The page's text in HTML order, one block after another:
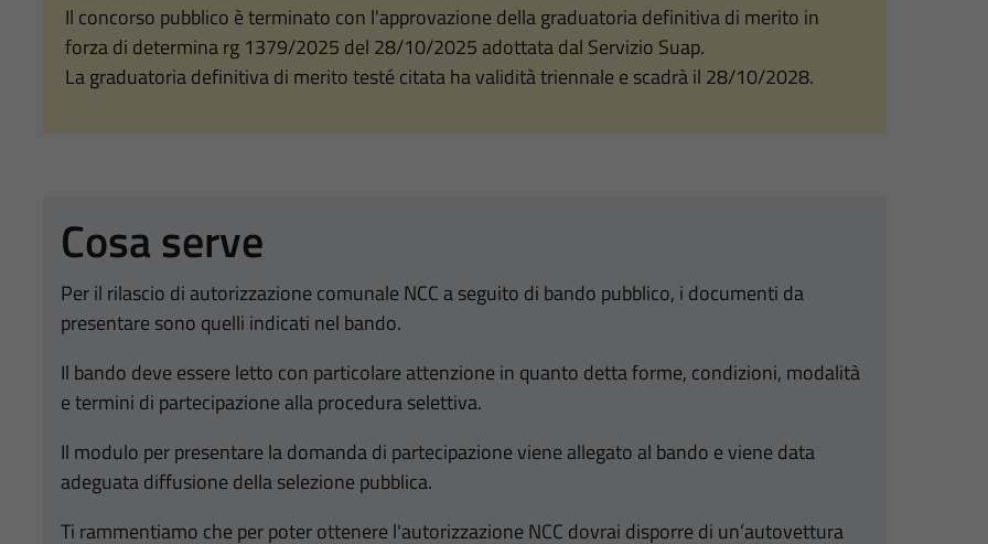
Il concorso pubblico è terminato con l'approvazione della graduatoria definitiva di merito in
forza di determina rg 1379/2025 del 28/10/2025 adottata dal Servizio Suap.
La graduatoria definitiva di merito testé citata ha validità triennale e scadrà il 28/10/2028.
Cosa serve
Per il rilascio di autorizzazione comunale NCC a seguito di bando pubblico, i documenti da
presentare sono quelli indicati nel bando.
Il bando deve essere letto con particolare attenzione in quanto detta forme, condizioni, modalità
e termini di partecipazione alla procedura selettiva.
Il modulo per presentare la domanda di partecipazione viene allegato al bando e viene data
adeguata diffusione della selezione pubblica.
Ti rammentiamo che per poter ottenere l'autorizzazione NCC dovrai disporre di un’autovettura